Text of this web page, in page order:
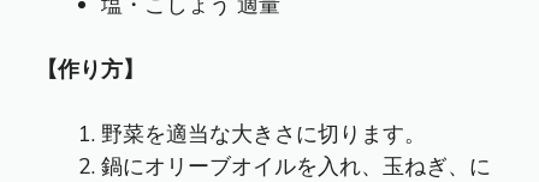
【作り方】
野菜を適当な大きさに切ります。
鍋にオリーブオイルを入れ、玉ねぎ、に